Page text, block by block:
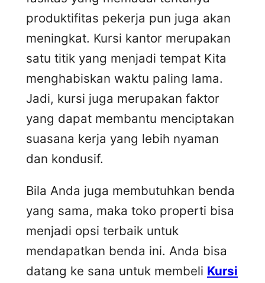
produktifitas pekerja pun juga akan
meningkat. Kursi kantor merupakan
satu titik yang menjadi tempat Kita
menghabiskan waktu paling lama.
Jadi, kursi juga merupakan faktor
yang dapat membantu menciptakan
suasana kerja yang lebih nyaman
dan kondusif.
Bila Anda juga membutuhkan benda
yang sama, maka toko properti bisa
menjadi opsi terbaik untuk
mendapatkan benda ini. Anda bisa
datang ke sana untuk membeli Kursi